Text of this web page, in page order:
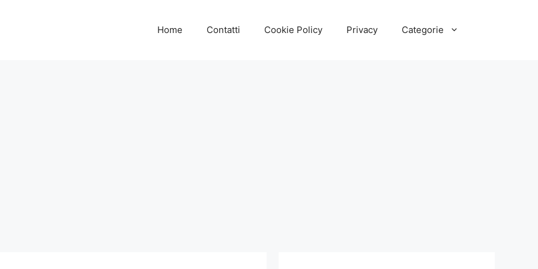
Home Contatti Cookie Policy Privacy Categorie